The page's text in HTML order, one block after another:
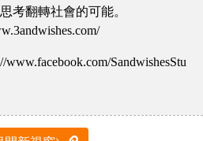
考翻轉社會的可能。
SandwishesStu